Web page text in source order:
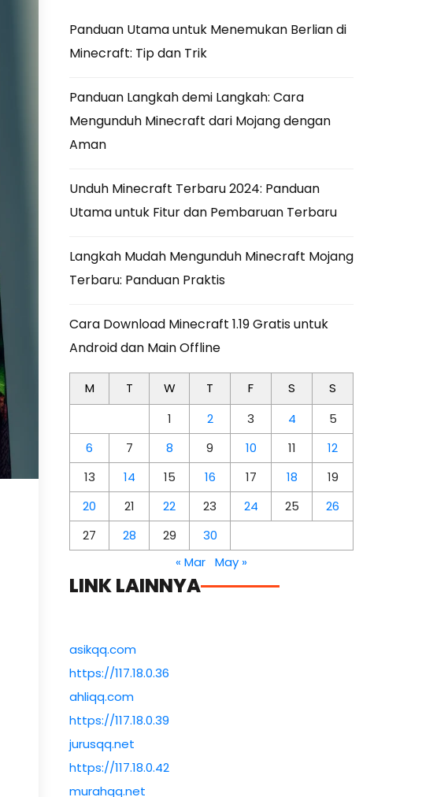
Panduan Utama untuk Menemukan Berlian di
Minecraft: Tip dan Trik
Panduan Langkah demi Langkah: Cara
Mengunduh Minecraft dari Mojang dengan
Aman
Unduh Minecraft Terbaru 2024: Panduan
Utama untuk Fitur dan Pembaruan Terbaru
Langkah Mudah Mengunduh Minecraft Mojang
Terbaru: Panduan Praktis
Cara Download Minecraft 1.19 Gratis untuk
Android dan Main Offline
M T W T F S
S
1
2 3 4
5
6
7 8 9 10 11
12
13
14 15 16 17 18
19
20
21 22 23 24 25
26
27
28 29
30
« Mar May »
LINK LAINNYA
asikqq.com
https://117.18.0.36
ahliqq.com
https://117.18.0.39
jurusqq.net
https://117.18.0.42
murahqq.net